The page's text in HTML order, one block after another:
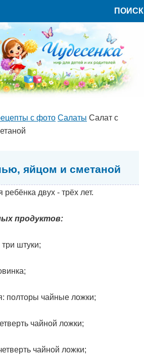
ПОИСК
с фото Салаты Салат с
яйцом и сметаной
ребёнка двух - трёх лет.
продуктов:
штуки;
полторы чайные ложки;
чайной ложки;
чайной ложки;